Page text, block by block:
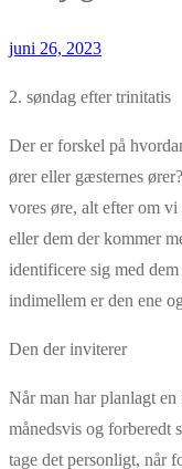
juni 26, 2023
2. søndag efter trinitatis
Der er forskel på
ører eller gæsternes
vores øre, alt efter om
eller dem der kommer
identificere sig med
indimellem er den ene
Den der inviterer
Når man har planlagt
månedsvis og forberedt
tage det personligt, når